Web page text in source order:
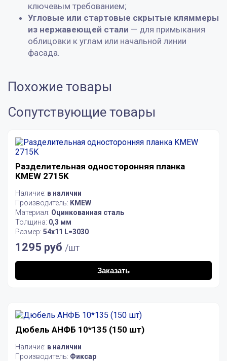
ключевым требованием;
Угловые или стартовые скрытые кляммеры
из нержавеющей стали — для примыкания
облицовки к углам или начальной линии
фасада.
Похожие товары
Сопутствующие товары
Разделительная односторонняя планка
KMEW 2715K
Наличие: в наличии
Производитель: KMEW
Материал: Оцинкованная сталь
Толщина: 0,3 мм
Размер: 54х11 L=3030
1295 руб /шт
Заказать
Дюбель АНФБ 10*135 (150 шт)
Наличие: в наличии
Производитель: Фиксар